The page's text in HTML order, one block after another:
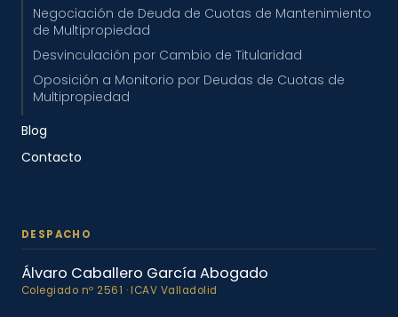
Negociación de Deuda de Cuotas de Mantenimiento
de Multipropiedad
Desvinculación por Cambio de Titularidad
Oposición a Monitorio por Deudas de Cuotas de
Multipropiedad
Blog
Contacto
Álvaro Caballero García Abogado